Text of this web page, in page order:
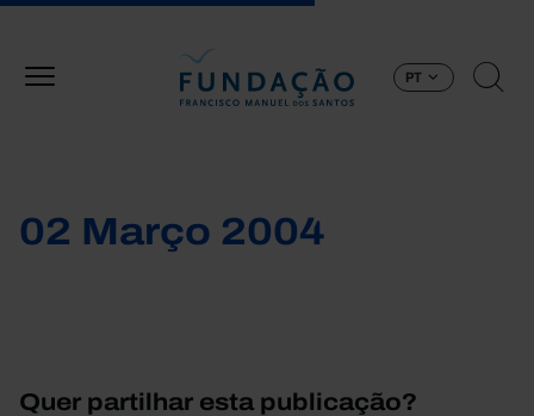
PT
02 Março 2004
Quer partilhar esta publicação?